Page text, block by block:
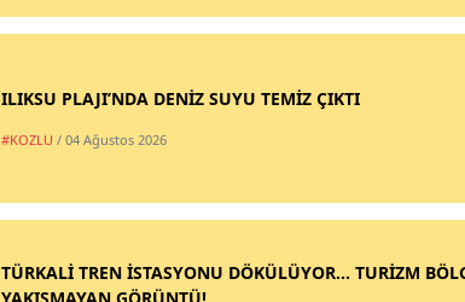
ILIKSU PLAJI’NDA DENİZ SUYU TEMİZ ÇIKTI
#KOZLU / 04 Ağustos 2026
TÜRKALİ TREN İSTASYONU DÖKÜLÜYOR... TURİZM
YAKIŞMAYAN GÖRÜNTÜ!